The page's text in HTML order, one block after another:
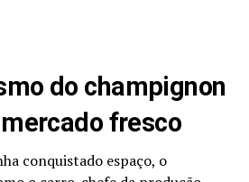
do champignon
fresco
conquistado espaço, o